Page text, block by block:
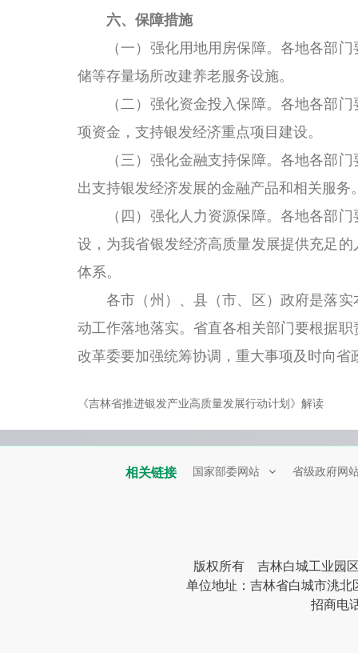
六、保障措施
（一）强化用地用房保障。 各地各部门
储等存量场所改建养老服务设施。
（二）强化资金投入保障。 各地各部门
项资金，支持银发经济重点项目建设。
（三）强化金融支持保障。各地各部门
出支持银发经济发展的金融产品和相关服务
（四）强化人力资源保障。 各地各部门
设，为我省银发经济高质量发展提供充足
体系。
各市（州）、县（市、区）政府是落实
动工作落地落实。省直各相关部门要根据
改革委要加强统筹协调，重大事项及时向省
《吉林省推进银发产业高质量发展行动计划》解读
相关链接 国家部委网站 省级政府网
版权所有 吉林白城工业园
单位地址：吉林省白城市洮
招商电